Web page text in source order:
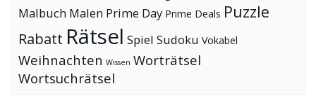
Malbuch Malen Prime Day Prime Deals Puzzle
Rabatt Rätsel Spiel Sudoku Vokabel
Weihnachten Wissen Worträtsel
Wortsuchrätsel